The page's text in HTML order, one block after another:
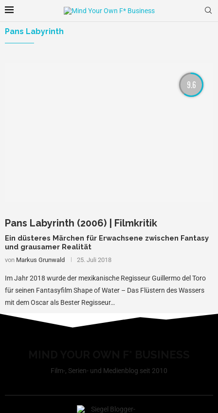
Pans Labyrinth
9.6
Pans Labyrinth (2006) | Filmkritik
Ein düsteres Märchen für Erwachsene zwischen Fantasy
und grausamer Realität
von Markus Grunwald 25. Juli 2018
Im Jahr 2018 wurde der mexikanische Regisseur Guillermo del Toro
für seinen Fantasyfilm Shape of Water – Das Flüstern des Wassers
mit dem Oscar als Bester Regisseur…
Film-, Serien- und Medienblog seit 2010